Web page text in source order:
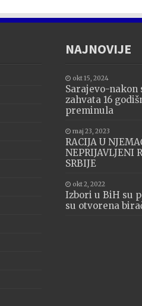
NAJNOVIJE
okt 15, 2024
Sarajevo-nakon
zahvata 16
preminula
maj 23, 2023
RACIJA U
NEPRIJAVLJENI
SRBIJE
okt 2, 2022
Izbori u BiH su
su otvorena